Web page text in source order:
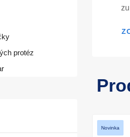
protéz
Novinka